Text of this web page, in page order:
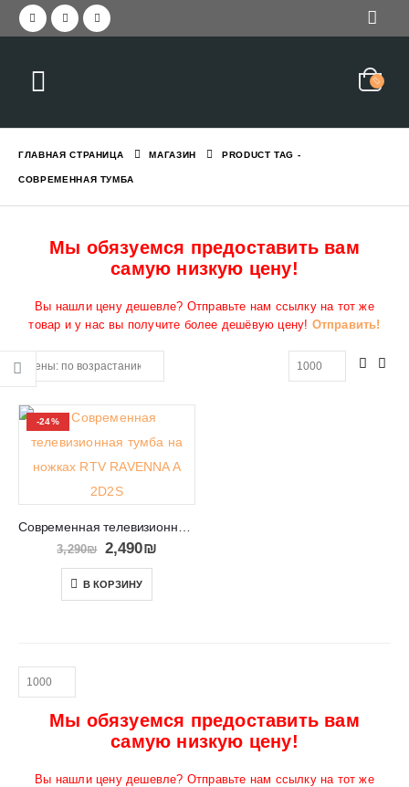
ГЛАВНАЯ СТРАНИЦА МАГАЗИН PRODUCT TAG -
СОВРЕМЕННАЯ ТУМБА
Мы обязуемся предоставить вам
самую низкую цену!
Вы нашли цену дешевле? Отправьте нам ссылку на тот же
товар и у нас вы получите более дешёвую цену! Отправить!
-24%
3,290₪ 2,490₪
В КОРЗИНУ
Мы обязуемся предоставить вам
самую низкую цену!
Вы нашли цену дешевле? Отправьте нам ссылку на тот же